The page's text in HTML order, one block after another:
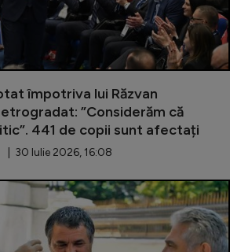
împotriva lui Răzvan
”Considerăm că
441 de copii sunt afectați
30 Iulie 2026, 16:08